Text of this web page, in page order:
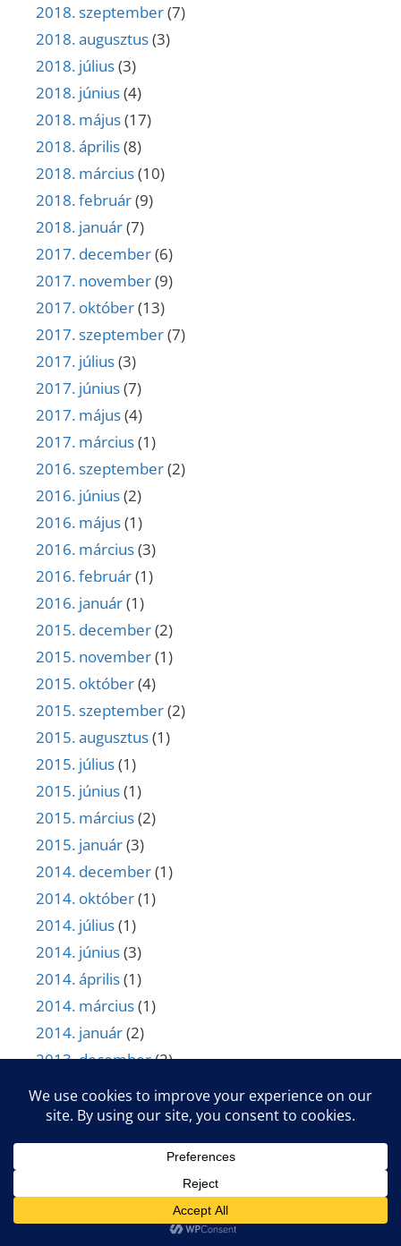
2018. szeptember(7)
2018. augusztus(3)
2018. július(3)
2018. június(4)
2018. május(17)
2018. április(8)
2018. március(10)
2018. február(9)
2018. január(7)
2017. december(6)
2017. november(9)
2017. október(13)
2017. szeptember(7)
2017. július(3)
2017. június(7)
2017. május(4)
2017. március(1)
2016. szeptember(2)
2016. június(2)
2016. május(1)
2016. március(3)
2016. február(1)
2016. január(1)
2015. december(2)
2015. november(1)
2015. október(4)
2015. szeptember(2)
2015. augusztus(1)
2015. július(1)
2015. június(1)
2015. március(2)
2015. január(3)
2014. december(1)
2014. október(1)
2014. július(1)
2014. június(3)
2014. április(1)
2014. március(1)
2014. január(2)
2013. december(2)
2013. november
(1)
2013. július(1)
2013. június(1)
2013. április(1)
2013. március(1)